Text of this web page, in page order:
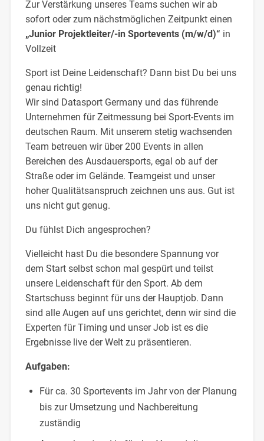
Zur Verstärkung unseres Teams suchen wir ab
sofort oder zum nächstmöglichen Zeitpunkt einen
„Junior Projektleiter/-in Sportevents (m/w/d)“ in
Vollzeit
Sport ist Deine Leidenschaft? Dann bist Du bei uns
genau richtig!
Wir sind Datasport Germany und das führende
Unternehmen für Zeitmessung bei Sport-Events im
deutschen Raum. Mit unserem stetig wachsenden
Team betreuen wir über 200 Events in allen
Bereichen des Ausdauersports, egal ob auf der
Straße oder im Gelände. Teamgeist und unser
hoher Qualitätsanspruch zeichnen uns aus. Gut ist
uns nicht gut genug.
Du fühlst Dich angesprochen?
Vielleicht hast Du die besondere Spannung vor
dem Start selbst schon mal gespürt und teilst
unsere Leidenschaft für den Sport. Ab dem
Startschuss beginnt für uns der Hauptjob. Dann
sind alle Augen auf uns gerichtet, denn wir sind die
Experten für Timing und unser Job ist es die
Ergebnisse live der Welt zu präsentieren.
Aufgaben:
Für ca. 30 Sportevents im Jahr von der Planung
bis zur Umsetzung und Nachbereitung
zuständig